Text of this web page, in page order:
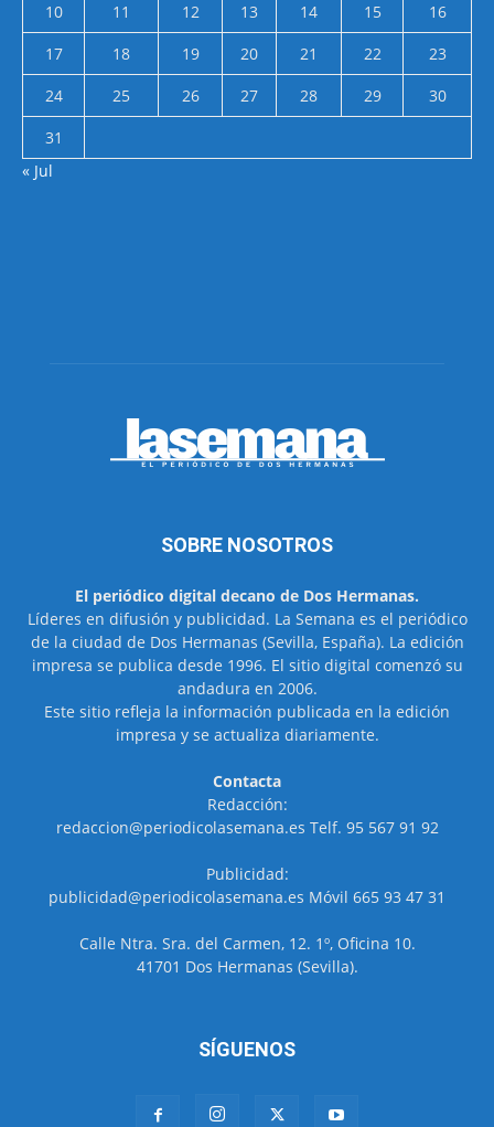
10
11 12 13 14 15
16
17
18 19 20 21 22
23
24
25 26 27 28 29
30
31
« Jul
SOBRE NOSOTROS
El periódico digital decano de Dos Hermanas.
Líderes en difusión y publicidad. La Semana es el periódico
de la ciudad de Dos Hermanas (Sevilla, España). La edición
impresa se publica desde 1996. El sitio digital comenzó su
andadura en 2006.
Este sitio refleja la información publicada en la edición
impresa y se actualiza diariamente.
Contacta
Redacción:
redaccion@periodicolasemana.es Telf. 95 567 91 92
Publicidad:
publicidad@periodicolasemana.es Móvil 665 93 47 31
Calle Ntra. Sra. del Carmen, 12. 1º, Oficina 10.
41701 Dos Hermanas (Sevilla).
SÍGUENOS